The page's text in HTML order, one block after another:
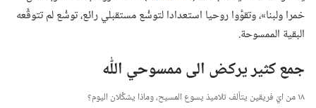
خمرا ولبنا»،‏ وتقوَّوا روحيا استعدادا لتوسُّع مستقبلي رائع،‏ توسُّع لم تتوقَّعه
البقية الممسوحة.‏
جمع كثير يركض الى ممسوحي اللّٰه
١٨ من ايّ فريقين يتألف تلاميذ يسوع المسيح،‏ وماذا يشكِّلان اليوم؟‏